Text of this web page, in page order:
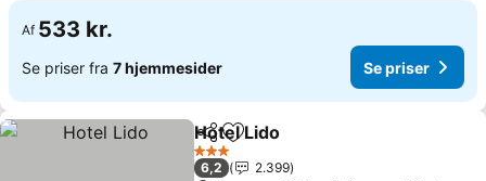
Af 533 kr.
Se priser fra 7 hjemmesider Se priser
Del Føj til favoritter
Hotel Lido
3 Stjerner
6,2
2.399